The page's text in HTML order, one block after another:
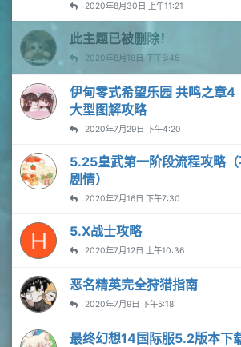
2020年8月30日 上午11:21
此主题已被删除！
2020年8月18日 下午5:45
伊甸零式希望乐园 共鸣之章4
大型图解攻略
2020年7月29日 下午4:20
5.25皇武第一阶段流程攻略
剧情）
2020年7月16日 下午7:30
H 5.X战士攻略
2020年7月12日 上午10:36
恶名精英完全狩猎指南
2020年7月9日 下午5:18
最终幻想14国际服5.2版本下